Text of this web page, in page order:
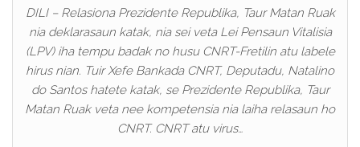
DILI – Relasiona Prezidente Republika, Taur Matan Ruak
nia deklarasaun katak, nia sei veta Lei Pensaun Vitalisia
(LPV) iha tempu badak no husu CNRT-Fretilin atu labele
hirus nian. Tuir Xefe Bankada CNRT, Deputadu, Natalino
do Santos hatete katak, se Prezidente Republika, Taur
Matan Ruak veta nee kompetensia nia laiha relasaun ho
CNRT. CNRT atu virus…